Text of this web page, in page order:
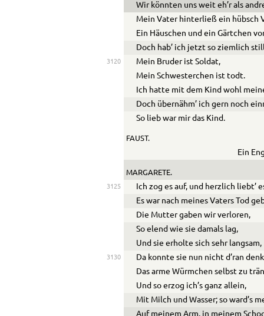
Wir könnten uns weit eh’r als
Mein Vater hinterließ ein hübsch
Ein Häuschen und ein Gärtchen
Doch hab’ ich jetzt so ziemlich
3120
Mein Bruder ist Soldat,
Mein Schwesterchen ist todt.
Ich hatte mit dem Kind wohl
Doch übernähm’ ich gern noch
So lieb war mir das Kind.
FAUST.
Ein
MARGARETE.
3125
Ich zog es auf, und herzlich liebt’
Es war nach meines Vaters Tod
Die Mutter gaben wir verloren,
So elend wie sie damals lag,
Und sie erholte sich sehr langsam,
3130
Da konnte sie nun nicht d’ran
Das arme Würmchen selbst zu
Und so erzog ich’s ganz allein,
Mit Milch und Wasser; so ward’s
Auf meinem Arm, in meinem